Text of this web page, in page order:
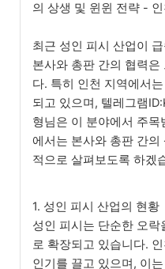
의 상생 및 윈윈 전략 - 인
최근 성인 피시 산업이
본사와 총판 간의 협력은
다. 특히 인천 지역에서
되고 있으며, 텔레그램
형님은 이 분야에서 주
에서는 본사와 총판 간의
적으로 살펴보도록 하겠
1. 성인 피시 산업의 현황
성인 피시는 단순한 오
로 확장되고 있습니다.
인기를 끌고 있으며, 이